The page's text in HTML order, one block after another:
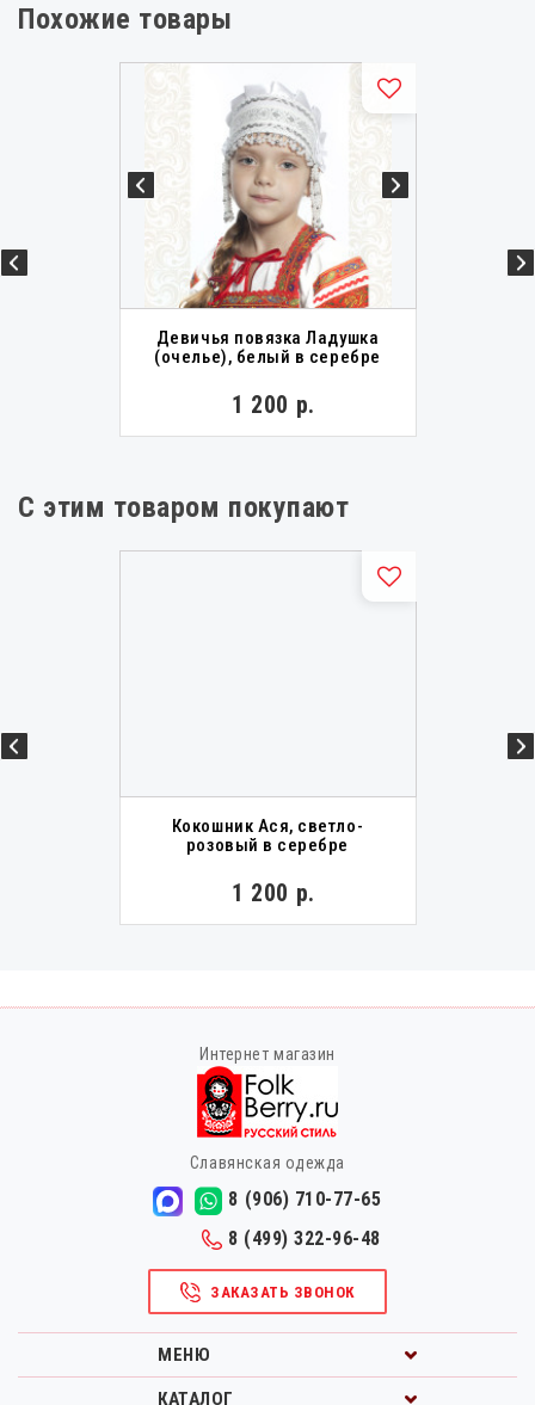
Похожие товары
Девичья повязка Ладушка
(очелье), белый в серебре
1 200 р.
С этим товаром покупают
Кокошник Ася, светло-
розовый в серебре
1 200 р.
Интернет магазин
Славянская одежда
8 (906) 710-77-65
8 (499) 322-96-48
ЗАКАЗАТЬ ЗВОНОК
МЕНЮ
КАТАЛОГ